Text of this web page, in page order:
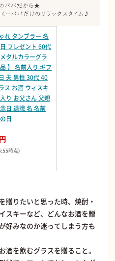
れ タンブラー 名
プレゼント 60代
タルカラーグラ
】 名前入り ギフ
夫 男性 30代 40
ス お酒 ウィスキ
り お父さん 父親
日 退職 名 名前
日
時点)
贈りたいと思った時、焼酎・
スキーなど、どんなお酒を贈
好みなのか迷ってしまう方も
酒を飲むグラスを贈ること。